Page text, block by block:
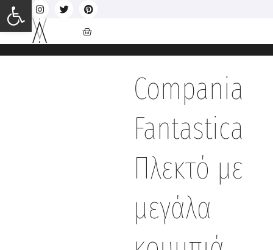
Compania
Fantastica
Πλεκτό με
μεγάλα
Ανοίξτε τη γραμμή εργαλείων